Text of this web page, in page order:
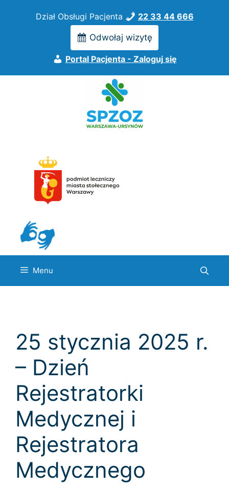
Dział Obsługi Pacjenta 22 33 44 666
Odwołaj wizytę
Portal Pacjenta - Zaloguj się
Menu
25 stycznia 2025 r.
– Dzień
Rejestratorki
Medycznej i
Rejestratora
Medycznego